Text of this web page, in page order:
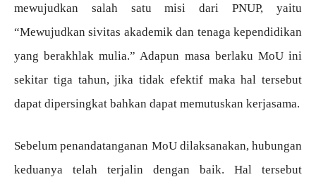
mewujudkan salah satu misi dari PNUP, yaitu
“Mewujudkan sivitas akademik dan tenaga kependidikan
yang berakhlak mulia.” Adapun masa berlaku MoU ini
sekitar tiga tahun, jika tidak efektif maka hal tersebut
dapat dipersingkat bahkan dapat memutuskan kerjasama.
Sebelum penandatanganan MoU dilaksanakan, hubungan
keduanya telah terjalin dengan baik. Hal tersebut